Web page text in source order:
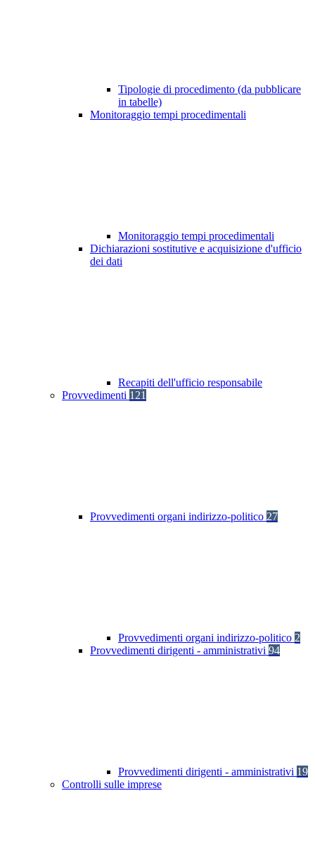
Tipologie di procedimento (da pubblicare
in tabelle)
Monitoraggio tempi procedimentali
Monitoraggio tempi procedimentali
Dichiarazioni sostitutive e acquisizione d'ufficio
dei dati
Recapiti dell'ufficio responsabile
Provvedimenti 121
Provvedimenti organi indirizzo-politico 27
Provvedimenti organi indirizzo-politico 2
Provvedimenti dirigenti - amministrativi 94
Provvedimenti dirigenti - amministrativi 19
Controlli sulle imprese